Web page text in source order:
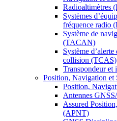
Radioaltimètres
Systèmes
fréquence radio
Système de
(TACAN)
Système
collision (TCAS)
Transpondeur et
Position, Navigation et
Position,
Antennes
Assured
(APNT)